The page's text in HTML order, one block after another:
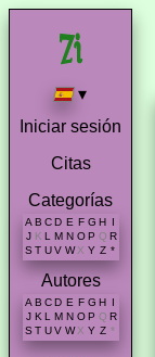
▾
Iniciar sesión
Citas
Categorías
A B C D E F G H I
J K L M N O P Q R
S T U V W X Y Z *
Autores
A B C D E F G H
J K L M N O P Q R
S T U V W X Y Z *